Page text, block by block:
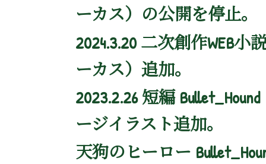
ーカス）の公開を停止。
2024.3.20 二次創作WEB小
ーカス）追加。
2023.2.26 短編
ージイラスト追加。
天狗のヒーロー